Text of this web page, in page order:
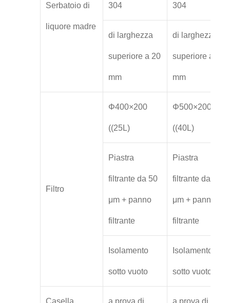
Serbatoio di
liquore madre
304 304
di larghezza
superiore a 20
mm
di larghezza
superiore a 20
mm
Filtro
Φ400×200
((25L)
Φ500×200
((40L)
Piastra
filtrante da 50
μm + panno
filtrante
Piastra
filtrante da 50
μm + panno
filtrante
Isolamento
sotto vuoto
Isolamento
sotto vuoto